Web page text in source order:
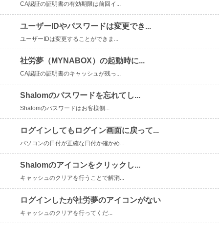
CA認証の証明書の有効期限は前回イ...
ユーザーIDやパスワードは変更でき...
ユーザーIDは変更することができま...
社労夢（MYNABOX）の起動時に...
CA認証の証明書のキャッシュが残っ...
Shalomのパスワードを忘れてし...
Shalomのパスワードはお客様側...
ログインしてもログイン画面に戻って...
パソコンの日付が正確な日付か確かめ...
Shalomのアイコンをクリックし...
キャッシュのクリアを行うことで解消...
ログインしたが社労夢のアイコンがない
キャッシュのクリアを行ってくだ...